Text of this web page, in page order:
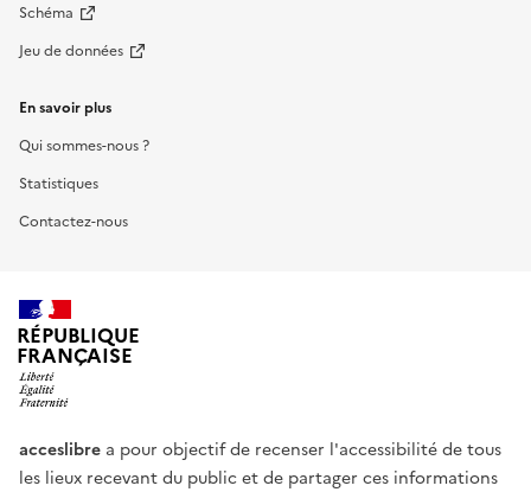
Schéma
Jeu de données
En savoir plus
Qui sommes-nous ?
Statistiques
Contactez-nous
RÉPUBLIQUE
FRANÇAISE
acceslibre a pour objectif de recenser l'accessibilité de tous
les lieux recevant du public et de partager ces informations